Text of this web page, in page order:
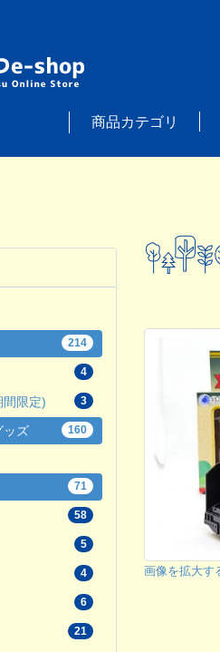
商品カテゴリ
画像を拡大す
214
4
間限定) 3
ッズ 160
71
58
5
4
6
21